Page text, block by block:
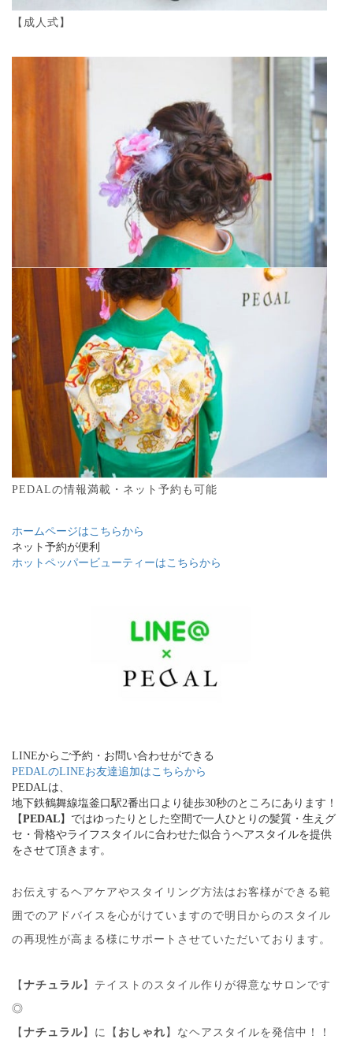
【成人式】
PEDALの情報満載・ネット予約も可能
ホームページはこちらから
ネット予約が便利
ホットペッパービューティーはこちらから
LINEからご予約・お問い合わせができる
PEDALのLINEお友達追加はこちらから
PEDALは、
地下鉄鶴舞線塩釜口駅2番出口より徒歩30秒のところにあります！
【PEDAL】ではゆったりとした空間で一人ひとりの髪質・生えグ
セ・骨格やライフスタイルに合わせた似合うヘアスタイルを提供
をさせて頂きます。
お伝えするヘアケアやスタイリング方法はお客様ができる範
囲でのアドバイスを心がけていますので明日からのスタイル
の再現性が高まる様にサポートさせていただいております。
【 ナチュラル】テイストのスタイル作りが得意なサロンです
◎
【 ナチュラル】に【 おしゃれ 】なヘアスタイルを発信中！！